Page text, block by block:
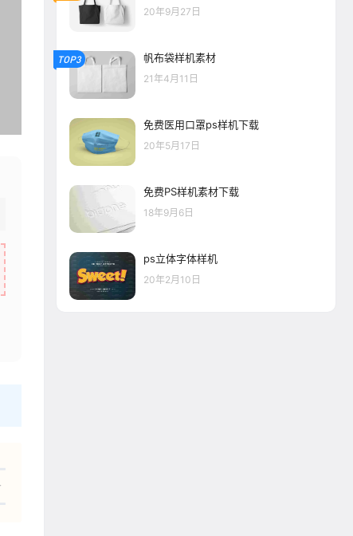
20年9月27日
TOP3 帆布袋样机素材
21年4月11日
免费医用口罩ps样机下载
20年5月17日
免费PS样机素材下载
18年9月6日
ps立体字体样机
20年2月10日